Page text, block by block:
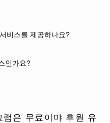
비스를 제공하나요?
인가요?
은 무료이먀 후원 유